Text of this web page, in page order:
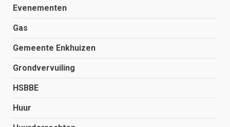
Evenementen
Gas
Gemeente Enkhuizen
Grondvervuiling
HSBBE
Huur